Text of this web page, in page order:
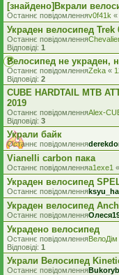
[знайдено]Вкрали
Останнє повідомленняv0f41k «
Украден велосипед
Останнє повідомлення
Відповіді: 1
Велосипед не украден,
Останнє повідомленняZeka «
Відповіді: 2
CUBE HARDTAIL MTB
2019
Останнє повідомленняAlex-
Відповіді: 3
Украли байк
Останнє повідомлення
Vianelli carbon пака
Останнє повідомленняa1exe1 «
Украден велосипед
Останнє повідомлення
Украден велосипед
Останнє повідомлення
Украдено велосипед
Останнє повідомленняВелоДім
Відповіді: 1
Украли Велосипед
Останнє повідомленняBukoryb